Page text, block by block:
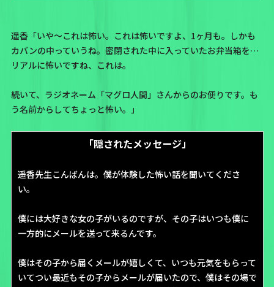
遥香「いや〜これは怖い。これは怖いですよ、1ヶ月も。しかも
カバンの中っていうね。密閉された中に入っていたお弁当箱を…
リアルに怖いですね、これは。
続いて、ラジオネーム 「マグロ人間」 さんからのお便りです。も
う名前からしてちょっと怖い。」
「隠されたメッセージ」
遥香先生こんばんは。僕が体験した怖い話を聞いてくださ
い。
僕には大好きな女の子がいるのですが、その子はいつも僕に
一方的にメールを送って来るんです。
僕はその子から届くメールが嬉しくて、いつも元気をもらって
いてつい最近もその子からメールが届いたので、僕はその場で